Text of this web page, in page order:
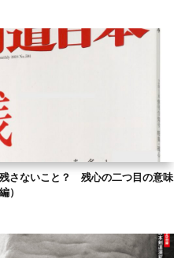
さないこと？ 残心の二つ目の意味
）